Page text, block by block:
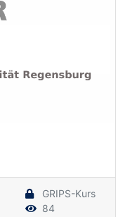
GRIPS-Kurs
84